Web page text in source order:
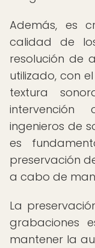
Además, es
calidad de
resolución de
utilizado, con
textura
ingenieros de
es
preservación
a cabo de
La
grabaciones
mantener la